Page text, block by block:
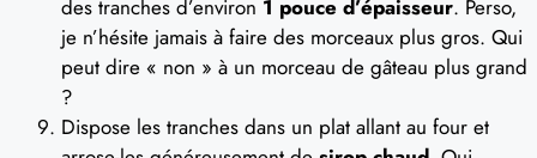
des tranches d’environ 1 pouce d’épaisseur. Perso,
je n’hésite jamais à faire des morceaux plus gros. Qui
peut dire « non » à un morceau de gâteau plus grand
?
Dispose les tranches dans un plat allant au four et